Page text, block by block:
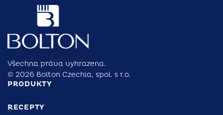
Všechna práva vyhrazena.
© 2026 Bolton Czechia, spol. s r.o.
PRODUKTY
RECEPTY